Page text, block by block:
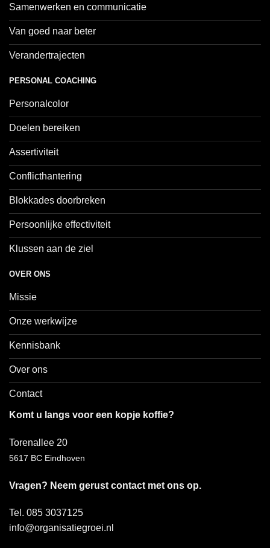
Samenwerken en communicatie
Van goed naar beter
Verandertrajecten
PERSONAL COACHING
Personalcolor
Doelen bereiken
Assertiviteit
Conflicthantering
Blokkades doorbreken
Persoonlijke effectiviteit
Klussen aan de ziel
OVER ONS
Missie
Onze werkwijze
Kennisbank
Over ons
Contact
Komt u langs voor een kopje koffie?
Torenallee 20
5617 BC Eindhoven
Vragen? Neem gerust contact met ons op.
Tel. 085 3037125
info@organisatiegroei.nl